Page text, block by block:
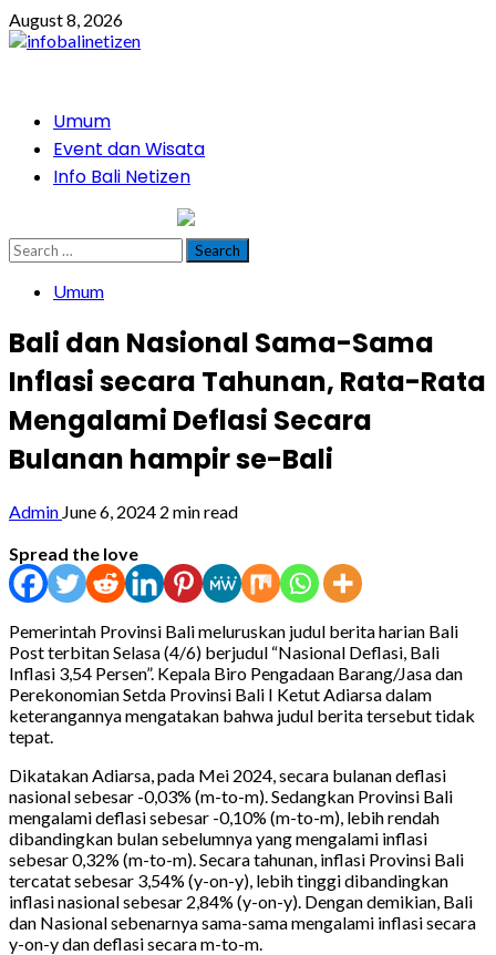
Skip
to
August 8, 2026
PrimaryUmum
Event dan Wisata
Info Bali Netizen
Search
for:
Umum
Bali dan Nasional Sama-Sama
Inflasi secara Tahunan, Rata-Rata
Mengalami Deflasi Secara
Bulanan hampir se-Bali
Admin June 6, 2024 2 min read
Spread the love
Pemerintah Provinsi Bali meluruskan judul berita harian Bali
Post terbitan Selasa (4/6) berjudul “Nasional Deflasi, Bali
Inflasi 3,54 Persen”. Kepala Biro Pengadaan Barang/Jasa dan
Perekonomian Setda Provinsi Bali I Ketut Adiarsa dalam
keterangannya mengatakan bahwa judul berita tersebut tidak
tepat.
Dikatakan Adiarsa, pada Mei 2024, secara bulanan deflasi
nasional sebesar -0,03% (m-to-m). Sedangkan Provinsi Bali
mengalami deflasi sebesar -0,10% (m-to-m), lebih rendah
dibandingkan bulan sebelumnya yang mengalami inflasi
sebesar 0,32% (m-to-m). Secara tahunan, inflasi Provinsi Bali
tercatat sebesar 3,54% (y-on-y), lebih tinggi dibandingkan
inflasi nasional sebesar 2,84% (y-on-y). Dengan demikian, Bali
dan Nasional sebenarnya sama-sama mengalami inflasi secara
y-on-y dan deflasi secara m-to-m.